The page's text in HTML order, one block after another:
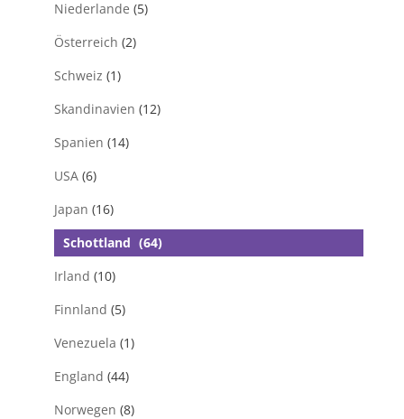
Niederlande (5)
Österreich (2)
Schweiz (1)
Skandinavien (12)
Spanien (14)
USA (6)
Japan (16)
Schottland (64)
Irland (10)
Finnland (5)
Venezuela (1)
England (44)
Norwegen (8)